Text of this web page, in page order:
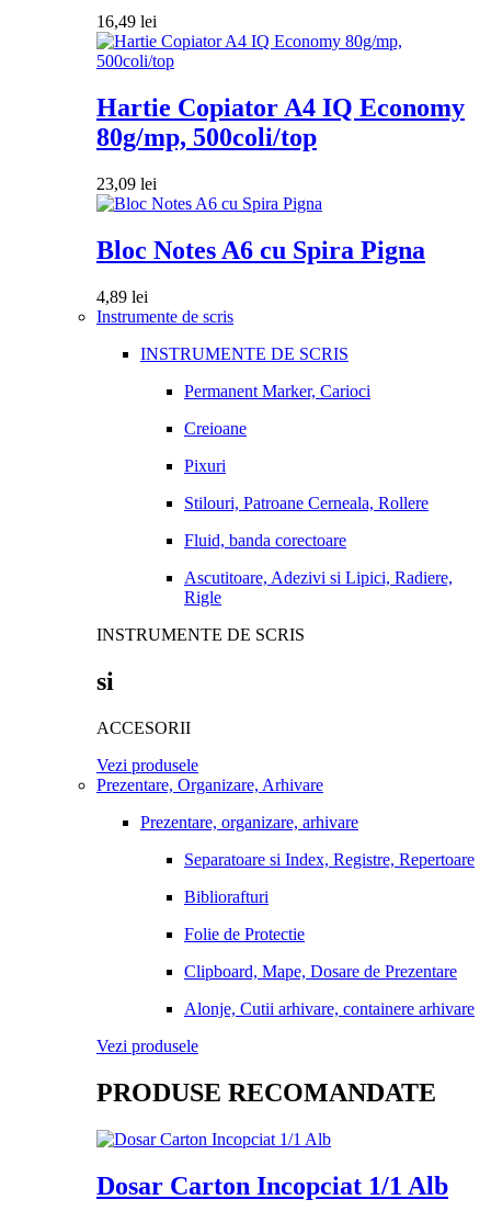
16,49 lei
Hartie Copiator A4 IQ Economy
80g/mp, 500coli/top
23,09 lei
Bloc Notes A6 cu Spira Pigna
4,89 lei
Instrumente de scris
INSTRUMENTE DE SCRIS
Permanent Marker, Carioci
Creioane
Pixuri
Stilouri, Patroane Cerneala, Rollere
Fluid, banda corectoare
Ascutitoare, Adezivi si Lipici, Radiere,
Rigle
INSTRUMENTE DE SCRIS
si
ACCESORII
Vezi produsele
Prezentare, Organizare, Arhivare
Prezentare, organizare, arhivare
Separatoare si Index, Registre, Repertoare
Bibliorafturi
Folie de Protectie
Clipboard, Mape, Dosare de Prezentare
Alonje, Cutii arhivare, containere arhivare
Vezi produsele
PRODUSE RECOMANDATE
Dosar Carton Incopciat 1/1 Alb